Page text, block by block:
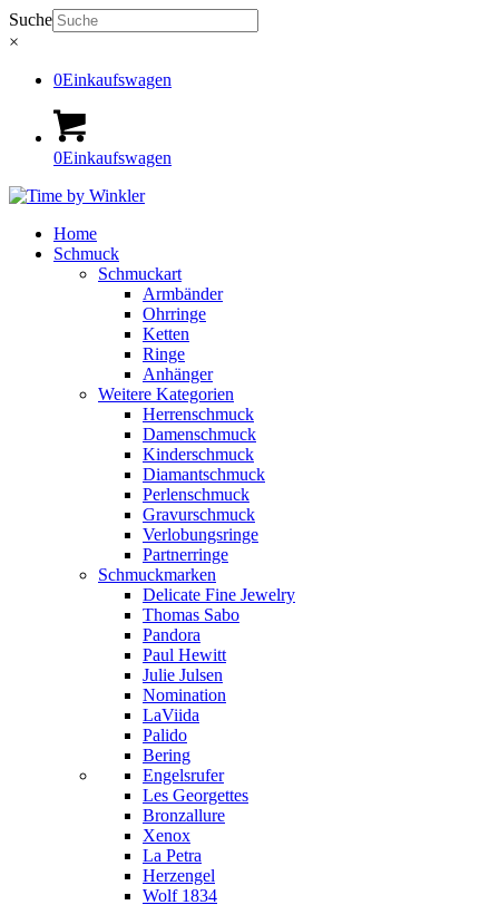
Suche
×
0Einkaufswagen
0Einkaufswagen
Home
Schmuck
Schmuckart
Armbänder
Ohrringe
Ketten
Ringe
Anhänger
Weitere Kategorien
Herrenschmuck
Damenschmuck
Kinderschmuck
Diamantschmuck
Perlenschmuck
Gravurschmuck
Verlobungsringe
Partnerringe
Schmuckmarken
Delicate Fine Jewelry
Thomas Sabo
Pandora
Paul Hewitt
Julie Julsen
Nomination
LaViida
Palido
Bering
Engelsrufer
Les Georgettes
Bronzallure
Xenox
La Petra
Herzengel
Wolf 1834